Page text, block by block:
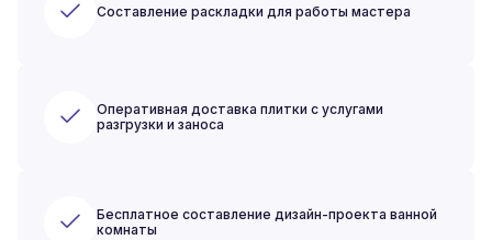
Составление раскладки для работы мастера
Оперативная доставка плитки с услугами
разгрузки и заноса
Бесплатное составление дизайн-проекта ванной
комнаты